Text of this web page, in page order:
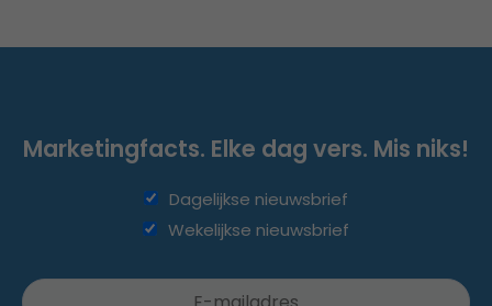
Marketingfacts. Elke dag vers. Mis niks!
Dagelijkse nieuwsbrief
Wekelijkse nieuwsbrief